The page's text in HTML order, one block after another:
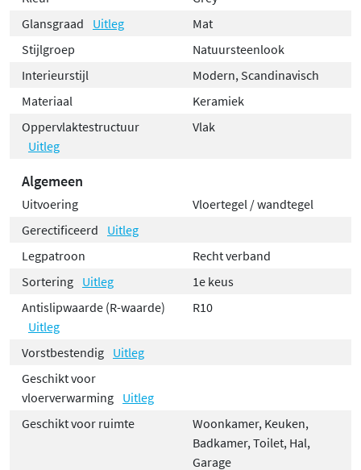
Glansgraad
Uitleg
Mat
Stijlgroep
Natuursteenlook
Interieurstijl
Modern, Scandinavisch
Materiaal
Keramiek
Oppervlaktestructuur
Uitleg
Vlak
Algemeen
Uitvoering
Vloertegel / wandtegel
Gerectificeerd
Uitleg
Legpatroon
Recht verband
Sortering Uitleg
1e keus
Antislipwaarde (R-waarde)
Uitleg
R10
Vorstbestendig Uitleg
Geschikt voor
vloerverwarming Uitleg
Geschikt voor ruimte
Woonkamer, Keuken,
Badkamer, Toilet, Hal,
Garage